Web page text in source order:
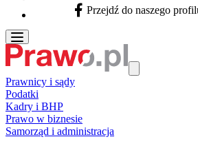
Facebook - otwiera się w nowej karcie
Przejdź do naszego
Prawnicy i sądy
Podatki
Kadry i BHP
Prawo w biznesie
Samorząd i administracja